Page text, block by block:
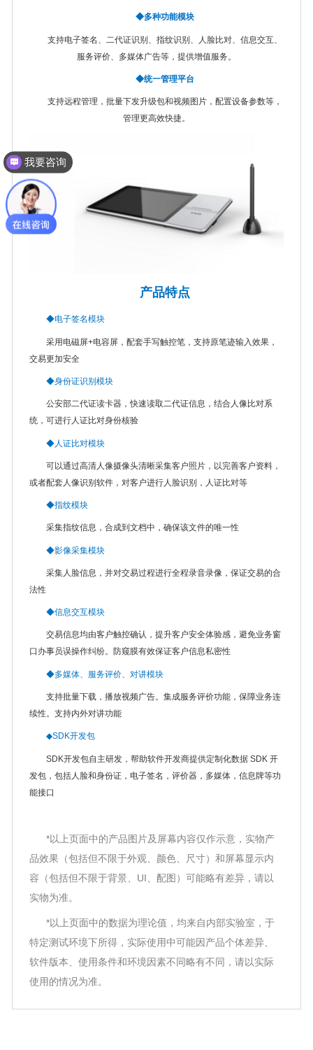
◆多种功能模块
支持电子签名、二代证识别、指纹识别、人脸比对、信息交互、
服务评价、多媒体广告等，提供增值服务。
◆统一管理平台
支持远程管理，批量下发升级包和视频图片，配置设备参数等，
管理更高效快捷。
产品特点
◆电子签名模块
采用电磁屏+电容屏，配套手写触控笔，支持原笔迹输入效果，
交易更加安全
◆身份证识别模块
公安部二代证读卡器，快速读取二代证信息，结合人像比对系
统，可进行人证比对身份核验
◆人证比对模块
可以通过高清人像摄像头清晰采集客户照片，以完善客户资料，
或者配套人像识别软件，对客户进行人脸识别，人证比对等
◆指纹模块
采集指纹信息，合成到文档中，确保该文件的唯一性
◆影像采集模块
采集人脸信息，并对交易过程进行全程录音录像，保证交易的合
法性
◆信息交互模块
交易信息均由客户触控确认，提升客户安全体验感，避免业务窗
口办事员误操作纠纷。防窥膜有效保证客户信息私密性
◆多媒体、服务评价、对讲模块
支持批量下载，播放视频广告。集成服务评价功能，保障业务连
续性。支持内外对讲功能
◆SDK开发包
SDK开发包自主研发，帮助软件开发商提供定制化数据 SDK 开
发包，包括人脸和身份证，电子签名，评价器，多媒体，信息牌等功
能接口
*以上页面中的产品图片及屏幕内容仅作示意，实物产
品效果（包括但不限于外观、颜色、尺寸）和屏幕显示内
容（包括但不限于背景、UI、配图）可能略有差异，请以
实物为准。
*以上页面中的数据为理论值，均来自内部实验室，于
特定测试环境下所得，实际使用中可能因产品个体差异、
软件版本、使用条件和环境因素不同略有不同，请以实际
使用的情况为准。
我要咨询